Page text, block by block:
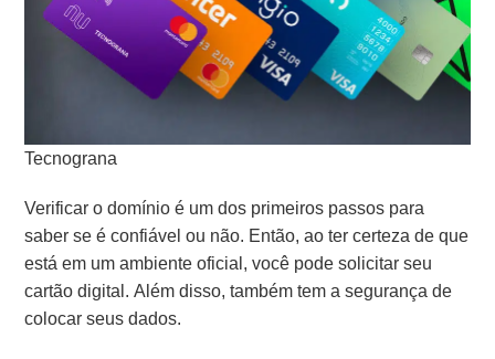
Tecnograna
Verificar o domínio é um dos primeiros passos para
saber se é confiável ou não. Então, ao ter certeza de que
está em um ambiente oficial, você pode solicitar seu
cartão digital. Além disso, também tem a segurança de
colocar seus dados.